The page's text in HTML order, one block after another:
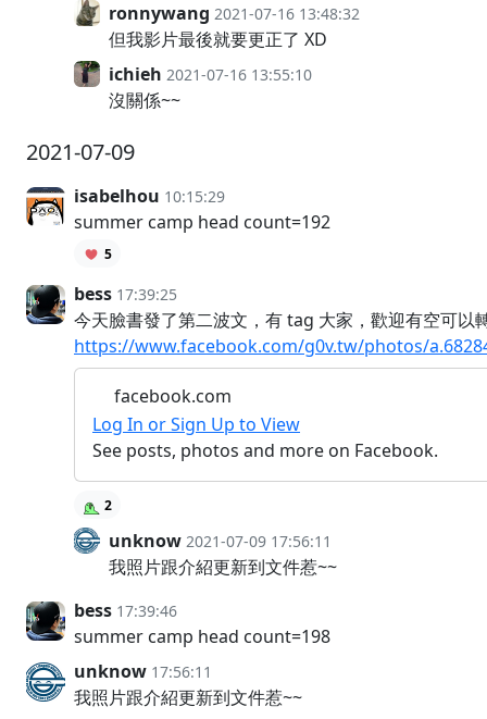
ronnywang 2021-07-16 13:48:32
但我影片最後就要更正了 XD
ichieh 2021-07-16 13:55:10
沒關係~~
2021-07-09
isabelhou 10:15:29
summer camp head count=192
5
bess 17:39:25
今天臉書發了第二波文，有 tag 大家，歡迎有空可以
https://www.facebook.com/g0v.tw/photos/
facebook.com
Log In or Sign Up to View
See posts, photos and more on Facebook.
2
unknow 2021-07-09 17:56:11
我照片跟介紹更新到文件惹~~
bess 17:39:46
summer camp head count=198
unknow 17:56:11
我照片跟介紹更新到文件惹~~